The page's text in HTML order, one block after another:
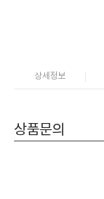
상세정보
상품문의